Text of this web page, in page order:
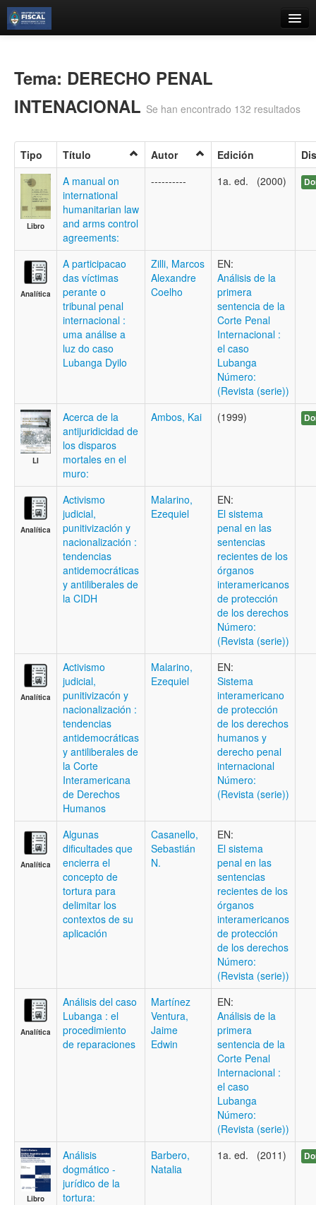
Búsqueda Avanzada
Estantes Virtuales
Contacto
Iniciar sesión
Tema: DERECHO PENAL
INTENACIONAL Se han encontrado 132 resultados
Tipo Título Autor Edición
Libro
A manual on
international
humanitarian law
and arms control
agreements:
---------- 1a. ed. (2000)
Analítica
A participacao
das víctimas
perante o
tribunal penal
internacional :
uma análise a
luz do caso
Lubanga Dyilo
Zilli, Marcos
Alexandre
Coelho
EN:
Análisis de la
primera
sentencia de la
Corte Penal
Internacional :
el caso
Lubanga
Número:
(Revista (serie))
LI
Acerca de la
antijuridicidad de
los disparos
mortales en el
muro:
Ambos, Kai (1999)
Analítica
Activismo
judicial,
punitivización y
nacionalización :
tendencias
antidemocráticas
y antiliberales de
la CIDH
Malarino,
Ezequiel
EN:
El sistema
penal en las
sentencias
recientes de los
órganos
interamericanos
de protección
de los derechos
Número:
(Revista (serie))
Analítica
Activismo
judicial,
punitivizacón y
nacionalización :
tendencias
antidemocráticas
y antiliberales de
la Corte
Interamericana
de Derechos
Humanos
Malarino,
Ezequiel
EN:
Sistema
interamericano
de protección
de los derechos
humanos y
derecho penal
internacional
Número:
(Revista (serie))
Analítica
Algunas
dificultades que
encierra el
concepto de
tortura para
delimitar los
contextos de su
aplicación
Casanello,
Sebastián
N.
EN:
El sistema
penal en las
sentencias
recientes de los
órganos
interamericanos
de protección
de los derechos
Número:
(Revista (serie))
Analítica
Análisis del caso
Lubanga : el
procedimiento
de reparaciones
Martínez
Ventura,
Jaime
Edwin
EN:
Análisis de la
primera
sentencia de la
Corte Penal
Internacional :
el caso
Lubanga
Número:
(Revista (serie))
Libro
Análisis
dogmático -
jurídico de la
tortura:
Barbero,
Natalia
1a. ed. (2011)